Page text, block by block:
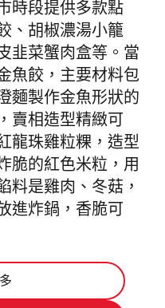
時段提供多款點
、胡椒濃湯小籠
韭菜蟹肉盒等。當
魚餃，主要材料包
麵製作金魚形狀的
賣相造型精緻可
龍珠雞粒粿，造型
脆的紅色米粒，用
料是雞肉、冬菇，
進炸鍋，香脆可